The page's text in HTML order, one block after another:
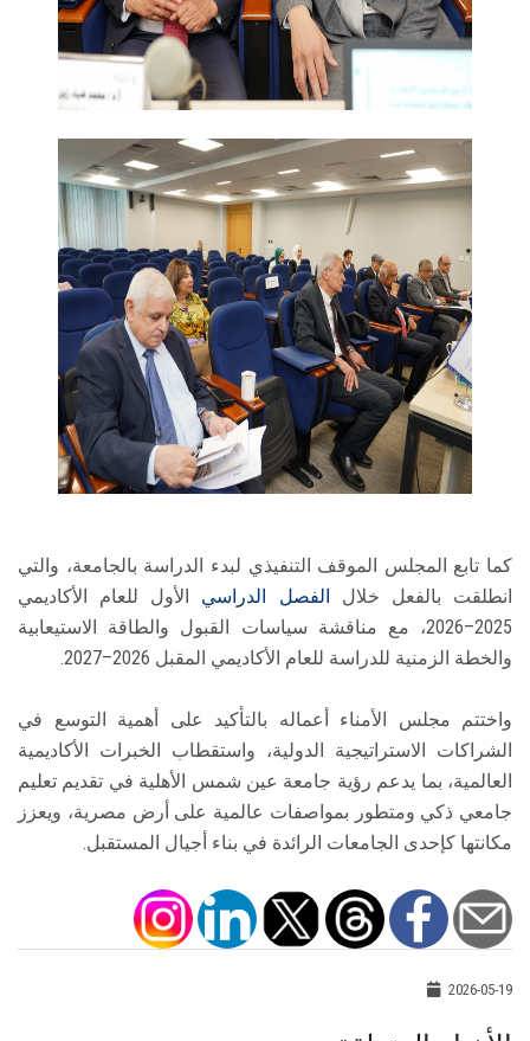
كما تابع المجلس الموقف التنفيذي لبدء الدراسة بالجامعة، والتي
انطلقت بالفعل خلال
الفصل الدراسي الأول للعام الأكاديمي
2025–2026، مع مناقشة سياسات القبول والطاقة الاستيعابية
والخطة الزمنية للدراسة للعام الأكاديمي المقبل 2026–2027.
واختتم مجلس الأمناء أعماله بالتأكيد على أهمية التوسع في
الشراكات الاستراتيجية الدولية، واستقطاب الخبرات الأكاديمية
العالمية، بما يدعم رؤية جامعة عين شمس الأهلية في تقديم تعليم
جامعي ذكي ومتطور بمواصفات عالمية على أرض مصرية، ويعزز
مكانتها كإحدى الجامعات الرائدة في بناء أجيال المستقبل.
2026-05-19